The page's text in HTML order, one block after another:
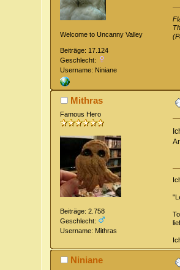
Welcome to Uncanny Valley
Beiträge: 17.124
Geschlecht:
Username: Niniane
Mithras
Famous Hero
Beiträge: 2.758
Geschlecht:
Username: Mithras
Niniane